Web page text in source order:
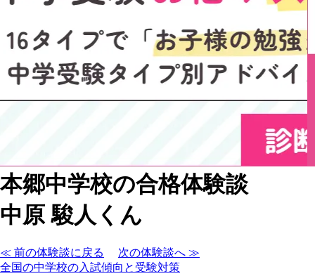
本郷中学校の合格体験談
中原 駿人くん
≪ 前の体験談に戻る
次の体験談へ ≫
全国の中学校の入試傾向と受験対策